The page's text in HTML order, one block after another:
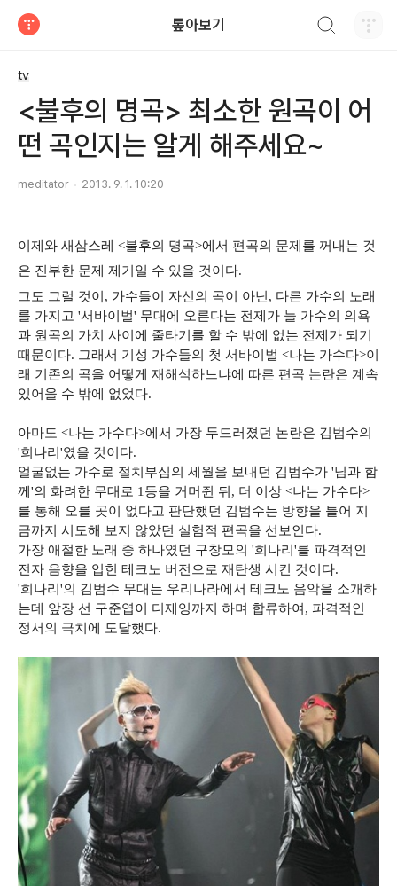
톺아보기
tv
<불후의 명곡> 최소한 원곡이 어
떤 곡인지는 알게 해주세요~
meditator 2013. 9. 1. 10:20
이제와 새삼스레 <불후의 명곡>에서 편곡의 문제를 꺼내는 것
은 진부한 문제 제기일 수 있을 것이다.
그도 그럴 것이, 가수들이 자신의 곡이 아닌, 다른 가수의 노래
를 가지고 '서바이벌' 무대에 오른다는 전제가 늘 가수의 의욕
과 원곡의 가치 사이에 줄타기를 할 수 밖에 없는 전제가 되기
때문이다. 그래서 기성 가수들의 첫 서바이벌 <나는 가수다>이
래 기존의 곡을 어떻게 재해석하느냐에 따른 편곡 논란은 계속
있어올 수 밖에 없었다.
아마도 <나는 가수다>에서 가장 두드러졌던 논란은 김범수의
'희나리'였을 것이다.
얼굴없는 가수로 절치부심의 세월을 보내던 김범수가 '님과 함
께'의 화려한 무대로 1등을 거머쥔 뒤, 더 이상 <나는 가수다>
를 통해 오를 곳이 없다고 판단했던 김범수는 방향을 틀어 지
금까지 시도해 보지 않았던 실험적 편곡을 선보인다.
가장 애절한 노래 중 하나였던 구창모의 '희나리'를 파격적인
전자 음향을 입힌 테크노 버전으로 재탄생 시킨 것이다.
'희나리'의 김범수 무대는 우리나라에서 테크노 음악을 소개하
는데 앞장 선 구준엽이 디제잉까지 하며 합류하여, 파격적인
정서의 극치에 도달했다.